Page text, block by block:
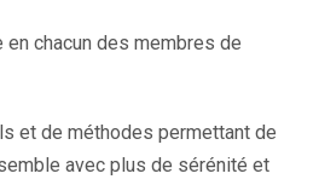
chacun des membres de
et de méthodes permettant de
avec plus de sérénité et